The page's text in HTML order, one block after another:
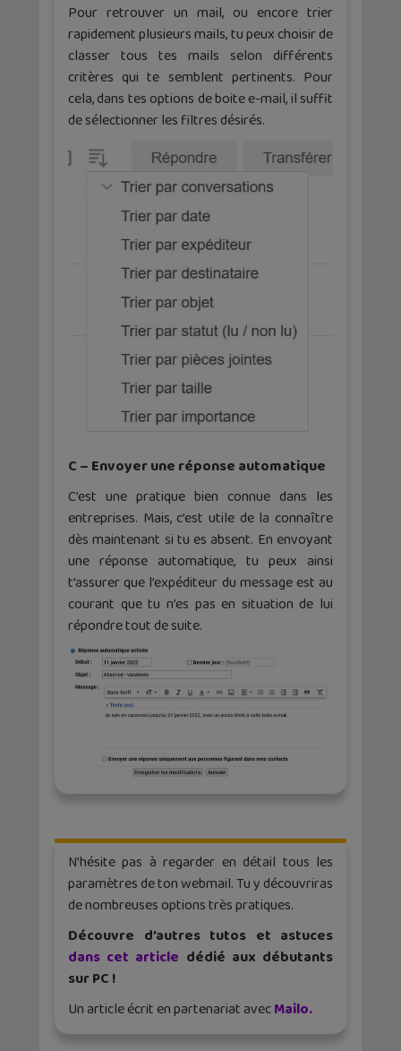
Pour retrouver un mail, ou encore trier
rapidement plusieurs mails, tu peux choisir de
classer tous tes mails selon différents
critères qui te semblent pertinents. Pour
cela, dans tes options de boite e-mail, il suffit
de sélectionner les filtres désirés.
C – Envoyer une réponse automatique
C’est une pratique bien connue dans les
entreprises. Mais, c’est utile de la connaître
dès maintenant si tu es absent. En envoyant
une réponse automatique, tu peux ainsi
t’assurer que l’expéditeur du message est au
courant que tu n’es pas en situation de lui
répondre tout de suite.
N’hésite pas à regarder en détail tous les
paramètres de ton webmail. Tu y découvriras
de nombreuses options très pratiques.
Découvre d’autres tutos et astuces
dans cet article dédié aux débutants
sur PC !
Un article écrit en partenariat avecMailo.